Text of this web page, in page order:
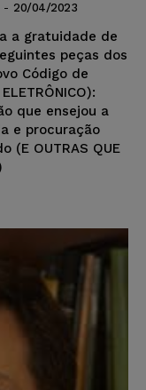
- 20/04/2023
a gratuidade de
peças dos
Código de
que ensejou a
e procuração
(E OUTRAS QUE